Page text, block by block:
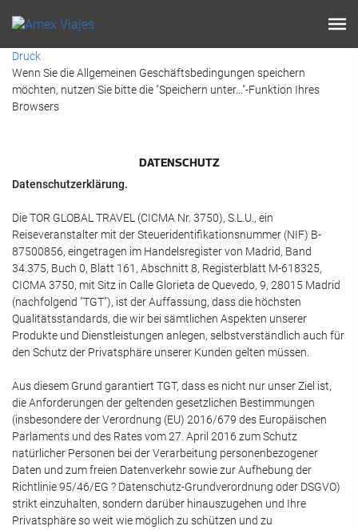
Druck
Wenn Sie die Allgemeinen Geschäftsbedingungen speichern
möchten, nutzen Sie bitte die "Speichern unter..."-Funktion Ihres
Browsers
DATENSCHUTZ
Datenschutzerklärung.
Die TOR GLOBAL TRAVEL (CICMA Nr. 3750), S.L.U., ein
Reiseveranstalter mit der Steueridentifikationsnummer (NIF) B-
87500856, eingetragen im Handelsregister von Madrid, Band
34.375, Buch 0, Blatt 161, Abschnitt 8, Registerblatt M-618325,
CICMA 3750, mit Sitz in Calle Glorieta de Quevedo, 9, 28015 Madrid
(nachfolgend "TGT"), ist der Auffassung, dass die höchsten
Qualitätsstandards, die wir bei sämtlichen Aspekten unserer
Produkte und Dienstleistungen anlegen, selbstverständlich auch für
den Schutz der Privatsphäre unserer Kunden gelten müssen.
Aus diesem Grund garantiert TGT, dass es nicht nur unser Ziel ist,
die Anforderungen der geltenden gesetzlichen Bestimmungen
(insbesondere der Verordnung (EU) 2016/679 des Europäischen
Parlaments und des Rates vom 27. April 2016 zum Schutz
natürlicher Personen bei der Verarbeitung personenbezogener
Daten und zum freien Datenverkehr sowie zur Aufhebung der
Richtlinie 95/46/EG ? Datenschutz-Grundverordnung oder DSGVO)
strikt einzuhalten, sondern darüber hinauszugehen und Ihre
Privatsphäre so weit wie möglich zu schützen und zu